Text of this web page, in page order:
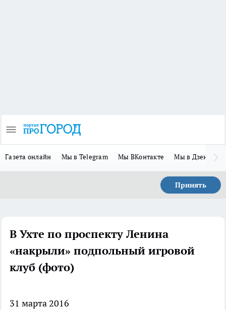
Газета онлайн Мы в Telegram Мы ВКонтакте Мы в Дзене
Принять
В Ухте по проспекту Ленина
«накрыли» подпольный игровой
клуб (фото)
31 марта 2016